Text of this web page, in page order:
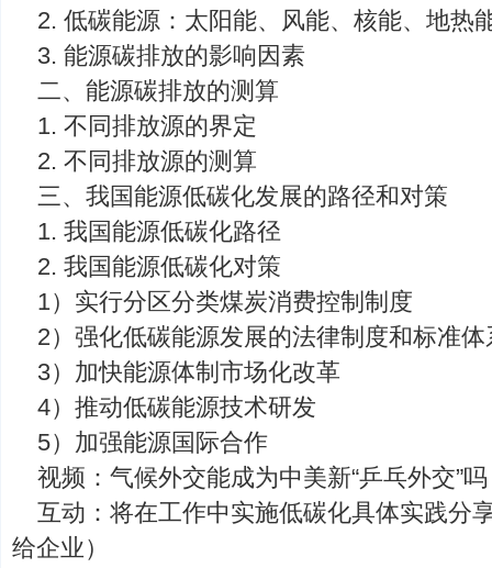
2. 低碳能源：太阳能、风能、核能、地热
3. 能源碳排放的影响因素
二、能源碳排放的测算
1. 不同排放源的界定
2. 不同排放源的测算
三、我国能源低碳化发展的路径和对策
1. 我国能源低碳化路径
2. 我国能源低碳化对策
1）实行分区分类煤炭消费控制制度
2）强化低碳能源发展的法律制度和标准体
3）加快能源体制市场化改革
4）推动低碳能源技术研发
5）加强能源国际合作
视频：气候外交能成为中美新“乒乓外交”
互动：将在工作中实施低碳化具体实践分
给企业）